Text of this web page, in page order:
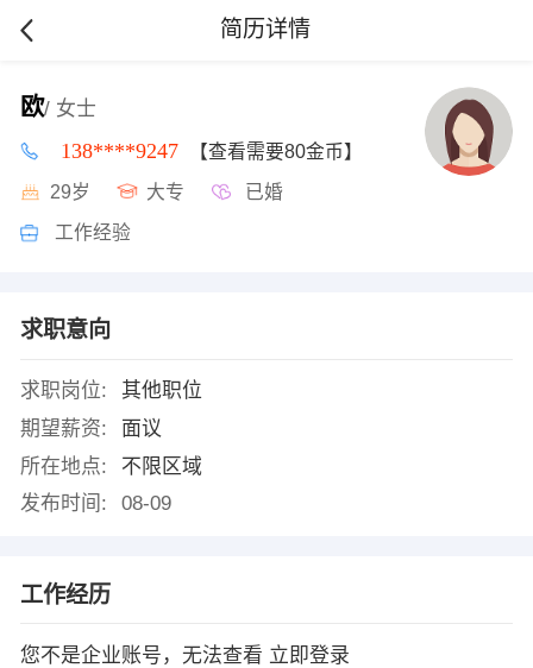
简历详情
欧/ 女士
138****9247 【查看需要80金币】
29岁 大专 已婚
工作经验
求职意向
求职岗位:
其他职位
期望薪资:
面议
所在地点:
不限区域
发布时间:
08-09
工作经历
您不是企业账号，无法查看 立即登录